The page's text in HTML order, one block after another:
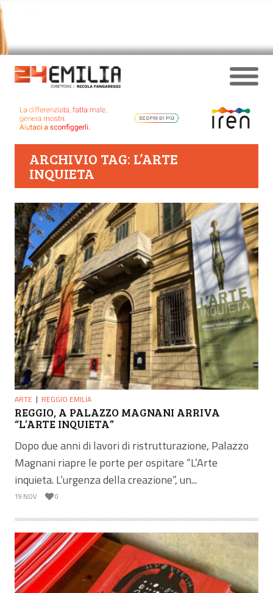
ARCHIVIO TAG: L’ARTE
INQUIETA
ARTE REGGIO EMILIA
REGGIO, A PALAZZO MAGNANI ARRIVA
“L’ARTE INQUIETA”
Dopo due anni di lavori di ristrutturazione, Palazzo
Magnani riapre le porte per ospitare “L’Arte
inquieta. L’urgenza della creazione”, un...
19 NOV 0